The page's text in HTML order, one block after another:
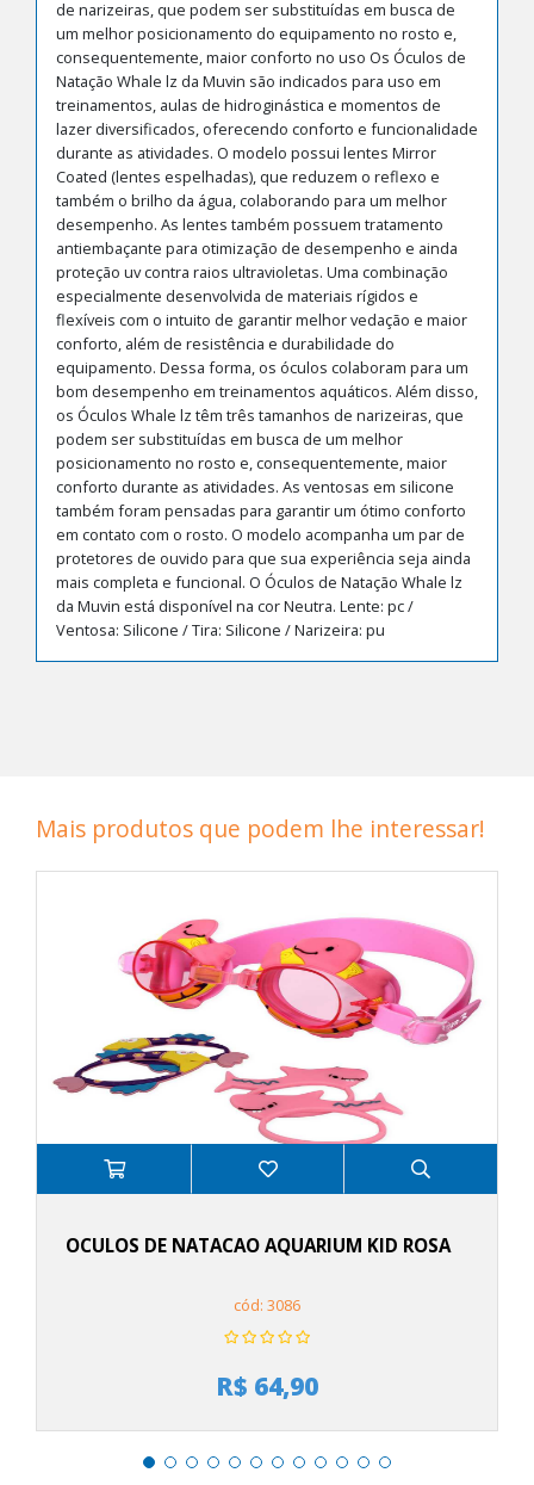
de narizeiras, que podem ser substituídas em busca de
um melhor posicionamento do equipamento no rosto e,
consequentemente, maior conforto no uso Os Óculos de
Natação Whale lz da Muvin são indicados para uso em
treinamentos, aulas de hidroginástica e momentos de
lazer diversificados, oferecendo conforto e funcionalidade
durante as atividades. O modelo possui lentes Mirror
Coated (lentes espelhadas), que reduzem o reflexo e
também o brilho da água, colaborando para um melhor
desempenho. As lentes também possuem tratamento
antiembaçante para otimização de desempenho e ainda
proteção uv contra raios ultravioletas. Uma combinação
especialmente desenvolvida de materiais rígidos e
flexíveis com o intuito de garantir melhor vedação e maior
conforto, além de resistência e durabilidade do
equipamento. Dessa forma, os óculos colaboram para um
bom desempenho em treinamentos aquáticos. Além disso,
os Óculos Whale lz têm três tamanhos de narizeiras, que
podem ser substituídas em busca de um melhor
posicionamento no rosto e, consequentemente, maior
conforto durante as atividades. As ventosas em silicone
também foram pensadas para garantir um ótimo conforto
em contato com o rosto. O modelo acompanha um par de
protetores de ouvido para que sua experiência seja ainda
mais completa e funcional. O Óculos de Natação Whale lz
da Muvin está disponível na cor Neutra. Lente: pc /
Ventosa: Silicone / Tira: Silicone / Narizeira: pu
Mais produtos que podem lhe interessar!
OCULOS DE NATACAO AQUARIUM KID ROSA
cód: 3086
R$ 64,90